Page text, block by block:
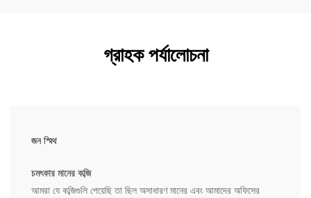
গ্রাহক পর্যালোচনা
জন স্মিথ
চমৎকার মানের কব্জি
আমরা যে কব্জিগুলি পেয়েছি তা ছিল অসাধারণ মানের এবং আমাদের অফিসের